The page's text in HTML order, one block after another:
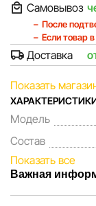
Самовывоз
После
Если товар
Доставка
Показать
Модель
Состав
Показать все
Важная